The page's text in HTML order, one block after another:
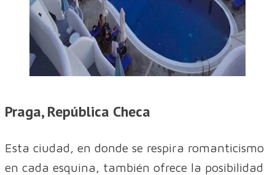
Praga, República Checa
Esta ciudad, en donde se respira romanticismo
en cada esquina, también ofrece la posibilidad